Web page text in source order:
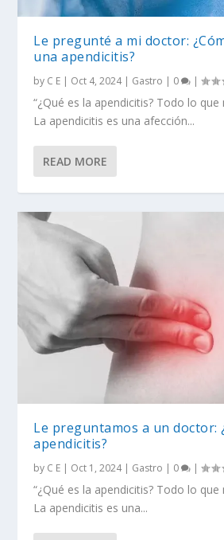
Le pregunté a mi doctor:
una apendicitis?
by C E | Oct 4, 2024| Gastro | 0 |
“¿Qué es la apendicitis? Todo lo que
La apendicitis es una afección...
READ MORE
Le preguntamos a un doctor:
apendicitis?
by C E | Oct 1, 2024| Gastro | 0 |
“¿Qué es la apendicitis? Todo lo que
La apendicitis es una...